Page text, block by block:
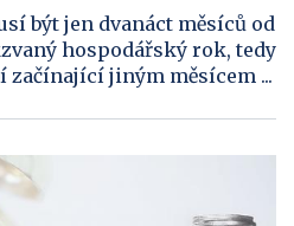
být jen dvanáct měsíců od
hospodářský rok, tedy
začínající jiným měsícem ...